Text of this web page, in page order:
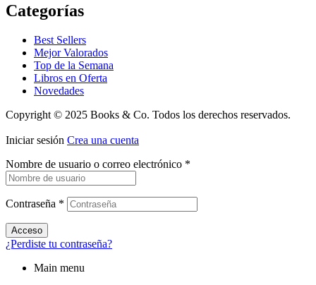
Categorías
Best Sellers
Mejor Valorados
Top de la Semana
Libros en Oferta
Novedades
Copyright © 2025 Books & Co. Todos los derechos reservados.
Iniciar sesión Crea una cuenta
Nombre de usuario o correo electrónico *
Contraseña *
Acceso
¿Perdiste tu contraseña?
Main menu